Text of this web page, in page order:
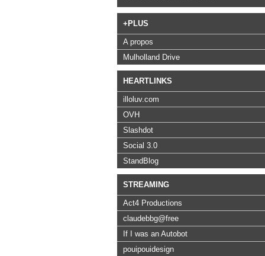
+PLUS
A propos
Mulholland Drive
HEARTLINKS
illoluv.com
OVH
Slashdot
Social 3.0
StandBlog
STREAMING
Act4 Productions
claudebbg@free
If I was an Autobot
pouipouidesign